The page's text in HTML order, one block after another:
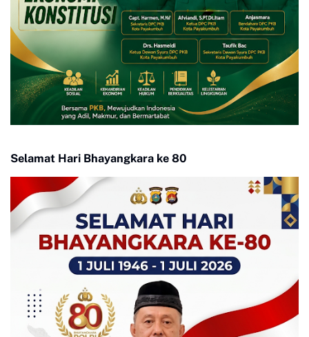
Selamat Hari Bhayangkara ke 80